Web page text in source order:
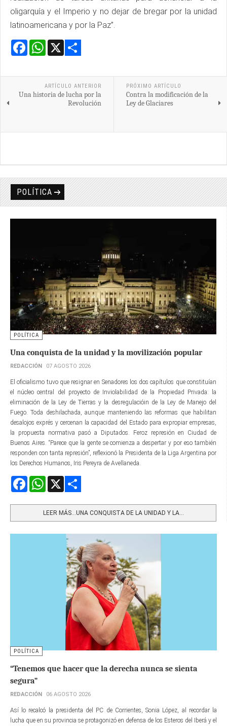
oligarquía y el Imperio y no dejar de bregar por la unidad
latinoamericana y por la Paz”.
Facebook
WhatsApp
ARTÍCULO ANTERIOR
Una historia de lucha por la
Revolución
PRÓXIMO ARTÍCULO
Contra la modificación de la
Ley de Glaciares
POLÍTICA
POLÍTICA
Una conquista de la unidad y la movilización popular
REDACCIÓN 07 AGOSTO 2026
El oficialismo tuvo que resignar en Senadores los dos capítulos que constituían
el núcleo central del proyecto de Inviolabilidad de la Propiedad Privada: la
eliminación de la Ley de Tierras y la desregulacióin de la Ley de Manejo del
Fuego. Toda deshilachada, aunque manteniendo las reformas que habilitan
desalojos exprés y cercenan la capacidad del Estado para expropiar empresas,
la propuesta normativa pasó a Diputados. Feroz represión en Ciudad de
Buenos Aires. “Parece que la gente se comienza a despertar y por eso también
responden con tanta represión”, reflexionó la Presidenta de la Liga Argentina por
los Derechos Humanos, Iris Pereyra de Avellaneda.
FacebookWhatsApp
LEER MÁS…UNA CONQUISTA DE LA UNIDAD Y LA...
POLÍTICA
“Tenemos que hacer que la derecha nunca se sienta
segura”
REDACCIÓN 06 AGOSTO 2026
Así lo recalcó la presidenta del PC de Corrientes, Sonia López, al recordar la
lucha que en su provincia se protagonizó en defensa de los Esteros del Iberá y el